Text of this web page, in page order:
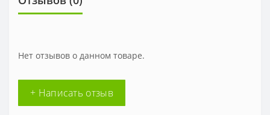
Нет отзывов о данном товаре.
+ Написать отзыв